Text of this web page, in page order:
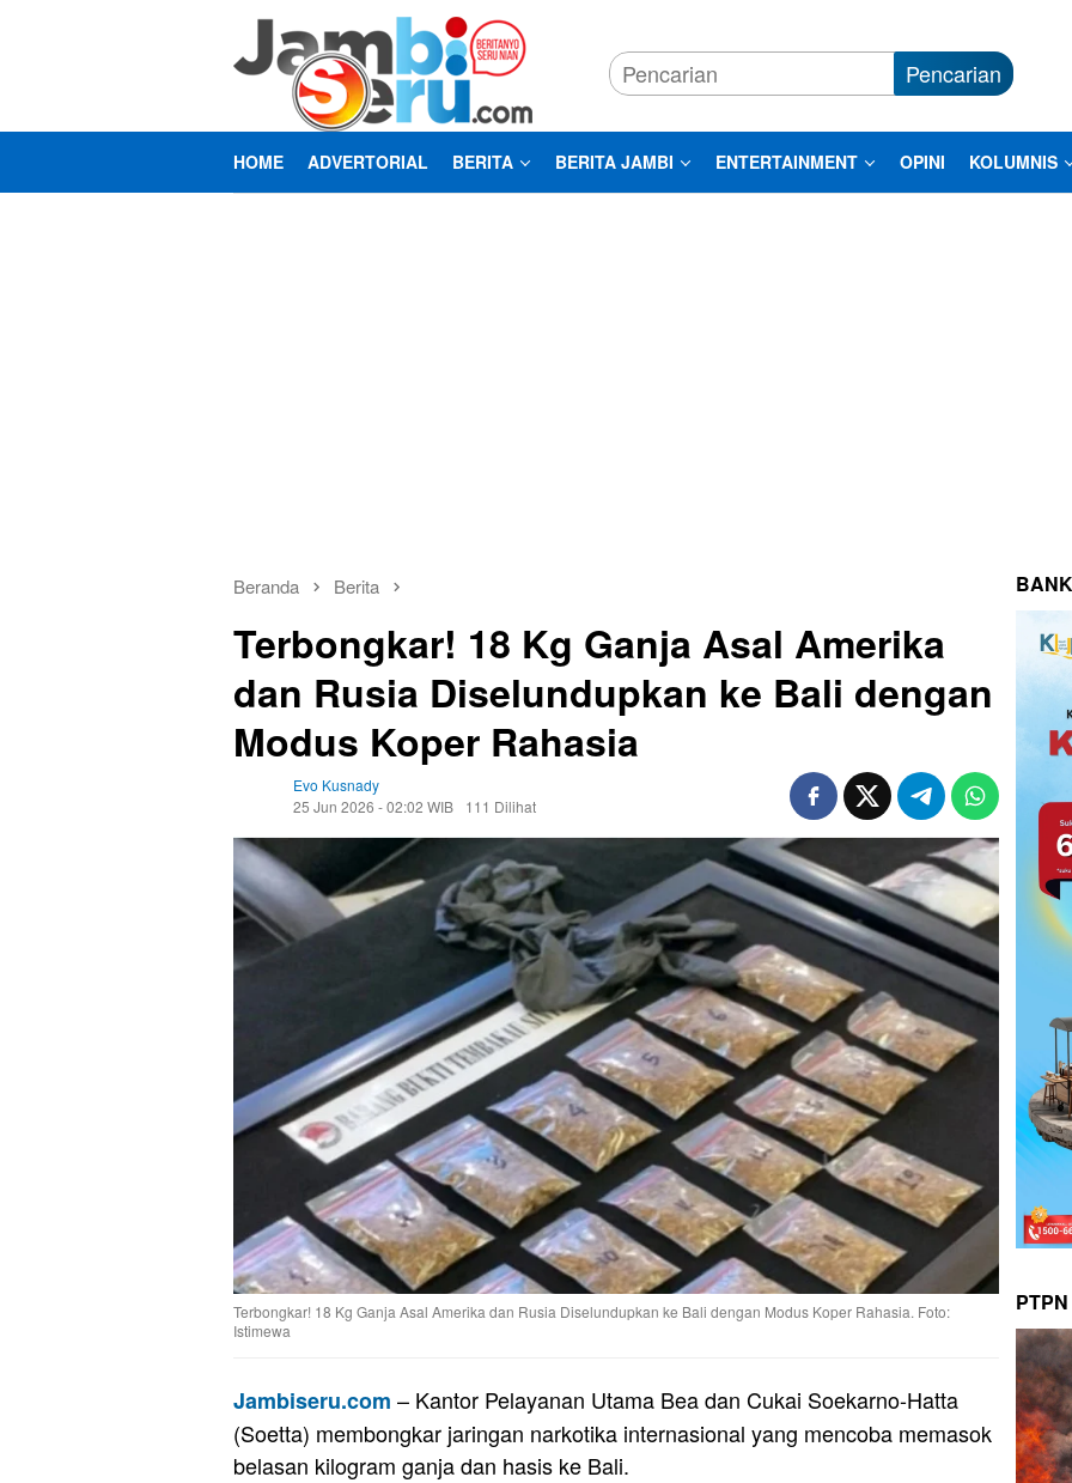
Pencarian
HOME ADVERTORIAL BERITA BERITA JAMBI ENTERTAINMENT OPINI KOLUMNIS
Beranda Berita
Terbongkar! 18 Kg Ganja Asal Amerika
dan Rusia Diselundupkan ke Bali dengan
Modus Koper Rahasia
Evo Kusnady
25 Jun 2026 - 02:02 WIB
111 Dilihat
Terbongkar! 18 Kg Ganja Asal Amerika dan Rusia Diselundupkan ke Bali dengan Modus Koper Rahasia. Foto:
Istimewa
Jambiseru.com – Kantor Pelayanan Utama Bea dan Cukai Soekarno-Hatta
(Soetta) membongkar jaringan narkotika internasional yang mencoba memasok
belasan kilogram ganja dan hasis ke Bali.